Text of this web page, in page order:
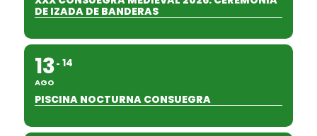
DE IZADA DE BANDERAS
13
AGO
14
PISCINA NOCTURNA CONSUEGRA